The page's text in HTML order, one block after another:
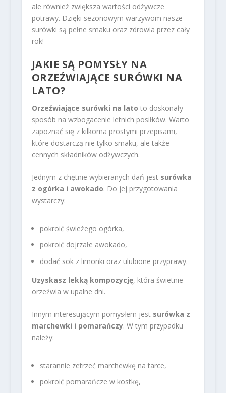
ale również zwiększa wartości odżywcze
potrawy. Dzięki sezonowym warzywom nasze
surówki są pełne smaku oraz zdrowia przez cały
rok!
JAKIE SĄ POMYSŁY NA
ORZEŹWIAJĄCE SURÓWKI NA
LATO?
Orzeźwiające surówki na lato to doskonały
sposób na wzbogacenie letnich posiłków. Warto
zapoznać się z kilkoma prostymi przepisami,
które dostarczą nie tylko smaku, ale także
cennych składników odżywczych.
Jednym z chętnie wybieranych dań jest surówka
z ogórka i awokado. Do jej przygotowania
wystarczy:
pokroić świeżego ogórka,
pokroić dojrzałe awokado,
dodać sok z limonki oraz ulubione przyprawy.
Uzyskasz lekką kompozycję, która świetnie
orzeźwia w upalne dni.
Innym interesującym pomysłem jest surówka z
marchewki i pomarańczy. W tym przypadku
należy:
starannie zetrzeć marchewkę na tarce,
pokroić pomarańcze w kostkę,